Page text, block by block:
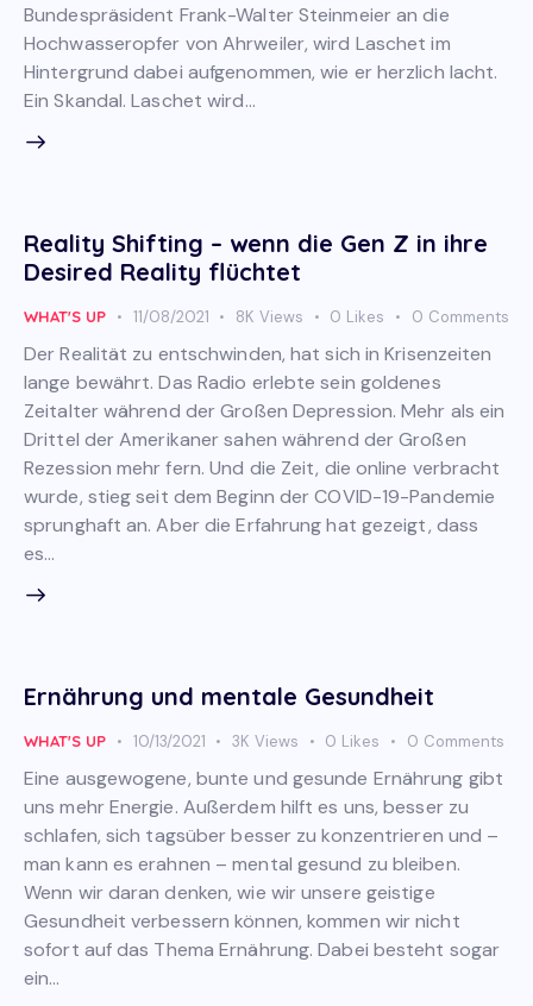
Bundespräsident Frank-Walter Steinmeier an die
Hochwasseropfer von Ahrweiler, wird Laschet im
Hintergrund dabei aufgenommen, wie er herzlich lacht.
Ein Skandal. Laschet wird…
Reality Shifting – wenn die Gen Z in ihre
Desired Reality flüchtet
WHAT'S UP 11/08/2021 8K Views 0 Likes 0 Comments
Der Realität zu entschwinden, hat sich in Krisenzeiten
lange bewährt. Das Radio erlebte sein goldenes
Zeitalter während der Großen Depression. Mehr als ein
Drittel der Amerikaner sahen während der Großen
Rezession mehr fern. Und die Zeit, die online verbracht
wurde, stieg seit dem Beginn der COVID-19-Pandemie
sprunghaft an. Aber die Erfahrung hat gezeigt, dass
es…
Ernährung und mentale Gesundheit
WHAT'S UP 10/13/2021 3K Views 0 Likes 0 Comments
Eine ausgewogene, bunte und gesunde Ernährung gibt
uns mehr Energie. Außerdem hilft es uns, besser zu
schlafen, sich tagsüber besser zu konzentrieren und –
man kann es erahnen – mental gesund zu bleiben.
Wenn wir daran denken, wie wir unsere geistige
Gesundheit verbessern können, kommen wir nicht
sofort auf das Thema Ernährung. Dabei besteht sogar
ein…